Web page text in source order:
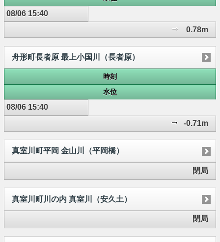
08/06 15:40
0.78m
舟形町長者原 最上小国川（長者原）
時刻
水位
08/06 15:40
-0.71m
真室川町平岡 金山川（平岡橋）
閉局
真室川町川の内 真室川（安久土）
閉局